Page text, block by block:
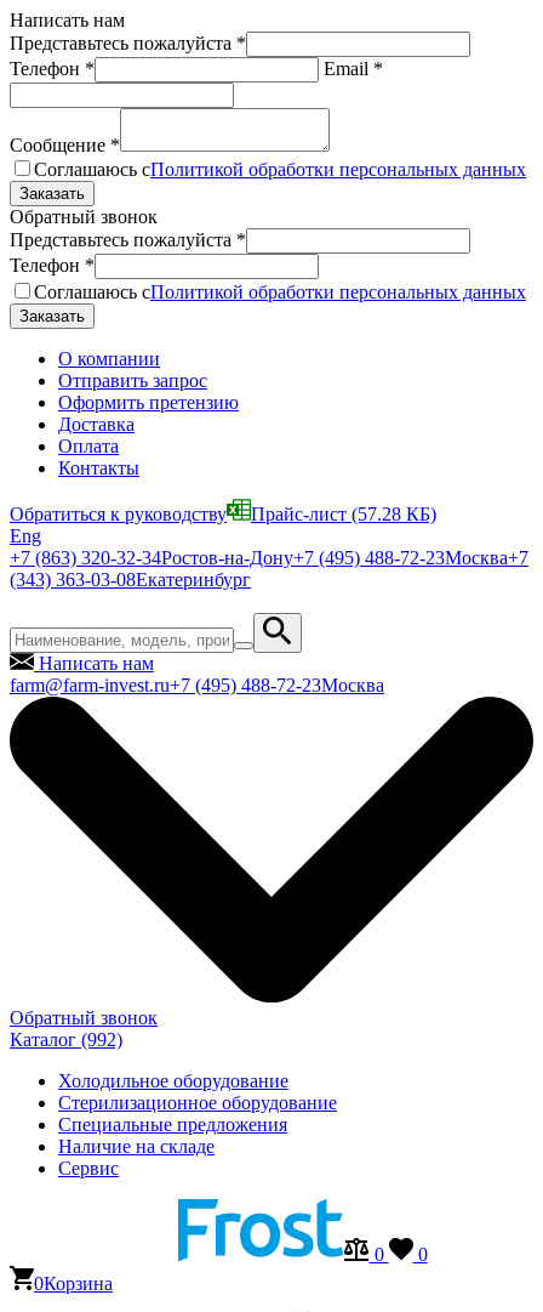
Написать нам
Представьтесь пожалуйста *
Телефон * Email *
Сообщение *
Соглашаюсь сПолитикой обработки персональных данных
Обратный звонок
Представьтесь пожалуйста *
Телефон *
Соглашаюсь сПолитикой обработки персональных данных
О компании
Отправить запрос
Оформить претензию
Доставка
Оплата
Контакты
Обратиться к руководству Прайс-лист (57.28 КБ)
Eng
+7 (863) 320-32-34Ростов-на-Дону+7 (495) 488-72-23Москва+7
(343) 363-03-08Екатеринбург
Написать нам
farm@farm-invest.ru+7 (495) 488-72-23Москва
Обратный звонок
Каталог (992)
Холодильное оборудование
Стерилизационное оборудование
Специальные предложения
Наличие на складе
Сервис
0
0
0Корзина